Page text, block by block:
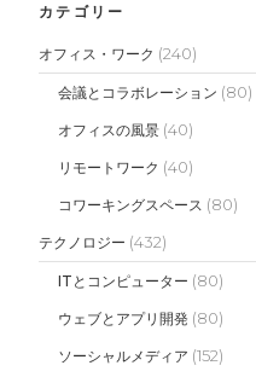
カテゴリー
オフィス・ワーク (240)
会議とコラボレーション (80)
オフィスの風景 (40)
リモートワーク (40)
コワーキングスペース (80)
テクノロジー (432)
ITとコンピューター (80)
ウェブとアプリ開発 (80)
ソーシャルメディア (152)